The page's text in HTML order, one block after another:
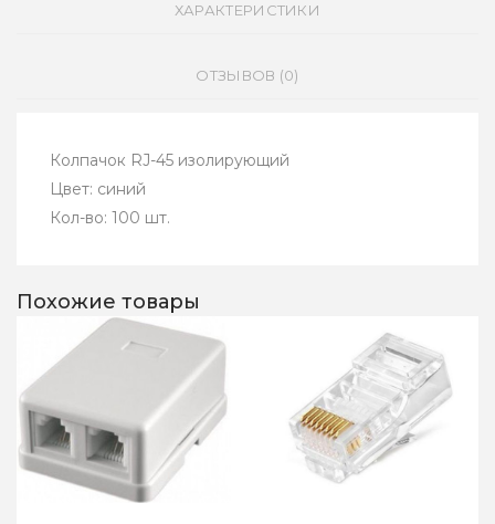
ХАРАКТЕРИСТИКИ
ОТЗЫВОВ (0)
Колпачок RJ-45 изолирующий
Цвет: синий
Кол-во: 100 шт.
Похожие товары